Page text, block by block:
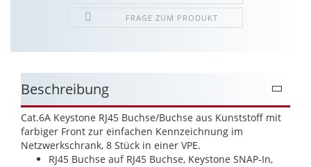
FRAGE ZUM PRODUKT
Beschreibung
Cat.6A Keystone RJ45 Buchse/Buchse aus Kunststoff mit
farbiger Front zur einfachen Kennzeichnung im
Netzwerkschrank, 8 Stück in einer VPE.
RJ45 Buchse auf RJ45 Buchse, Keystone SNAP-In,